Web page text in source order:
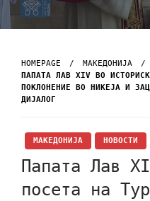
HOMEPAGE
МАКЕДОНИЈА
ПАПАТА ЛАВ XIV ВО
ПОКЛОНЕНИЕ ВО НИКЕЈА И
ДИЈАЛОГ
МАКЕДОНИЈА НОВОСТИ
Папата Лав
посета на